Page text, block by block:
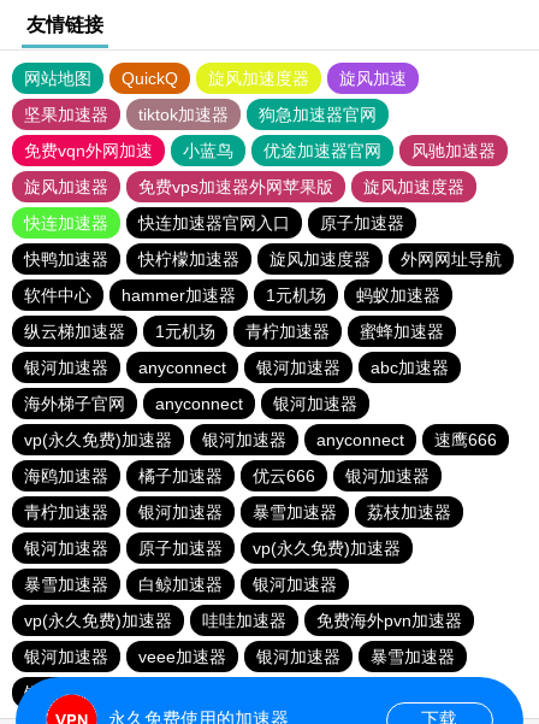
友情链接
网站地图 QuickQ 旋风加速度器
旋风加速
坚果加速器
tiktok加速器
狗急加速器官网
免费vqn外网加速
小蓝鸟 优途加速器官网
风驰加速器
旋风加速器
免费vps加速器外网苹果版
旋风加速度器
快连加速器
快连加速器官网入口
原子加速器
快鸭加速器
快柠檬加速器 旋风加速度器
外网网址导航
软件中心
hammer加速器 1元机场
蚂蚁加速器
纵云梯加速器
1元机场 青柠加速器
蜜蜂加速器
银河加速器
anyconnect 银河加速器
abc加速器
海外梯子官网
anyconnect
银河加速器
vp(永久免费)加速器
银河加速器 anyconnect
速鹰666
海鸥加速器
橘子加速器 优云666
银河加速器
青柠加速器
银河加速器 暴雪加速器
荔枝加速器
银河加速器
原子加速器
vp(永久免费)加速器
暴雪加速器
白鲸加速器
银河加速器
vp(永久免费)加速器
哇哇加速器
免费海外pvn加速器
银河加速器
veee加速器 银河加速器
暴雪加速器
银河加速器
永久免费使用的加速器 下载